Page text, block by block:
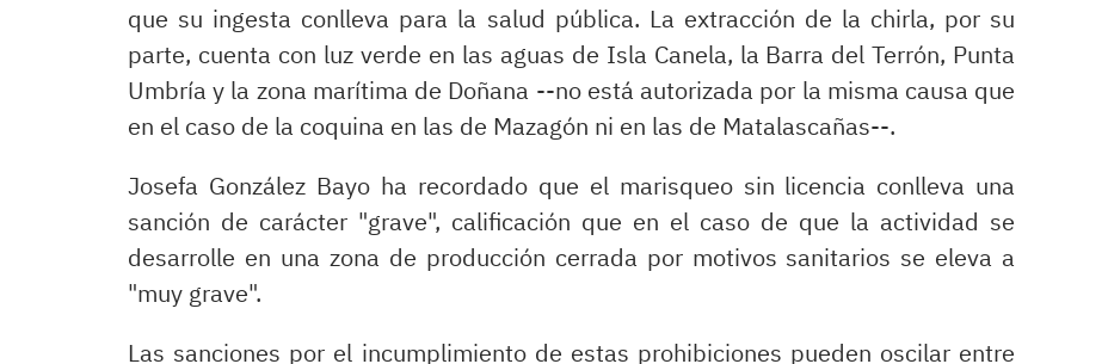
que su ingesta conlleva para la salud pública. La extracción de la chirla, por su
parte, cuenta con luz verde en las aguas de Isla Canela, la Barra del Terrón, Punta
Umbría y la zona marítima de Doñana --no está autorizada por la misma causa que
en el caso de la coquina en las de Mazagón ni en las de Matalascañas--.
Josefa González Bayo ha recordado que el marisqueo sin licencia conlleva una
sanción de carácter "grave", calificación que en el caso de que la actividad se
desarrolle en una zona de producción cerrada por motivos sanitarios se eleva a
"muy grave".
Las sanciones por el incumplimiento de estas prohibiciones pueden oscilar entre